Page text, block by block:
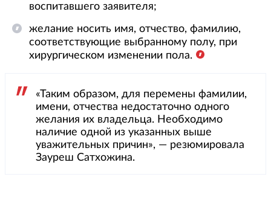
воспитавшего заявителя;
желание носить имя, отчество, фамилию,
соответствующие выбранному полу, при
хирургическом изменении пола.
«Таким образом, для перемены фамилии,
имени, отчества недостаточно одного
желания их владельца. Необходимо
наличие одной из указанных выше
уважительных причин», — резюмировала
Зауреш Сатхожина.